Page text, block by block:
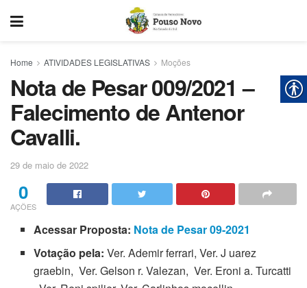
Home ATIVIDADES LEGISLATIVAS Moções
Nota de Pesar 009/2021 –
Falecimento de Antenor
Cavalli.
29 de maio de 2022
0
AÇÕES
Acessar Proposta: Nota de Pesar 09-2021
Votação pela: Ver. Ademir ferrari, Ver. J uarez
graebin, Ver. Gelson r. Valezan, Ver. Eroni a. Turcatti